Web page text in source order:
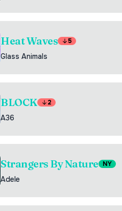
Heat Waves 5
Glass Animals
BLOCK 2
A36
Strangers By Nature NY
Adele